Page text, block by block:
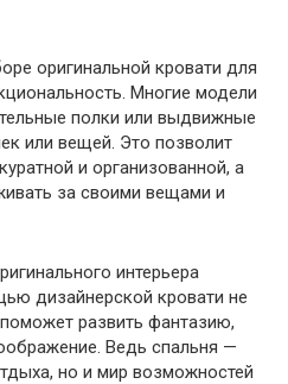
оригинальной кровати для
Многие модели
полки или выдвижные
или вещей. Это позволит
и организованной, а
за своими вещами и
интерьера
дизайнерской кровати не
развить фантазию,
Ведь спальня —
но и мир возможностей